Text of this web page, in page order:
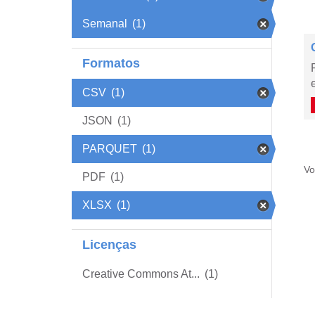
Semanal (1)
Formatos
CSV (1)
JSON (1)
PARQUET (1)
PDF (1)
XLSX (1)
Licenças
Creative Commons At... (1)